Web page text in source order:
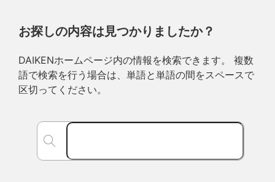
お探しの内容は見つかりましたか？
DAIKENホームページ内の情報を検索できます。 複数
語で検索を行う場合は、単語と単語の間をスペースで
区切ってください。